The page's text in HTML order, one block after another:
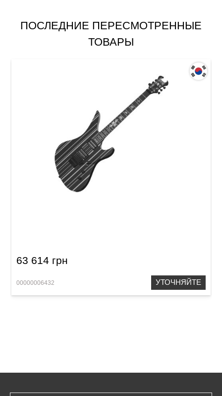
ПОСЛЕДНИЕ ПЕРЕСМОТРЕННЫЕ
ТОВАРЫ
63 614 грн
00000006432 УТОЧНЯЙТЕ